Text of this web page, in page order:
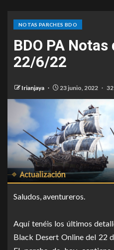
NOTAS PARCHES BDO
BDO PA
22/6/22
Irianjaya 23 junio, 2022
Saludos, aventureros.
Aquí tenéis los últimos
Black Desert Online del 22